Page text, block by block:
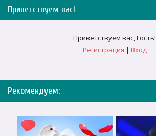
Приветствуем вас!
Приветствуем вас,Гость!
Регистрация | Вход
Рекомендуем: